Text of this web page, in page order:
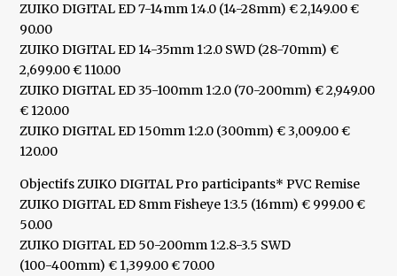
ZUIKO DIGITAL ED 7-14mm 1:4.0 (14-28mm) € 2,149.00 €
90.00
ZUIKO DIGITAL ED 14-35mm 1:2.0 SWD (28-70mm) €
2,699.00 € 110.00
ZUIKO DIGITAL ED 35-100mm 1:2.0 (70-200mm) € 2,949.00
€ 120.00
ZUIKO DIGITAL ED 150mm 1:2.0 (300mm) € 3,009.00 €
120.00
Objectifs ZUIKO DIGITAL Pro participants* PVC Remise
ZUIKO DIGITAL ED 8mm Fisheye 1:3.5 (16mm) € 999.00 €
50.00
ZUIKO DIGITAL ED 50-200mm 1:2.8-3.5 SWD
(100-400mm) € 1,399.00 € 70.00